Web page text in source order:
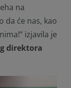
na
da će nas, kao
izjavila je
direktora